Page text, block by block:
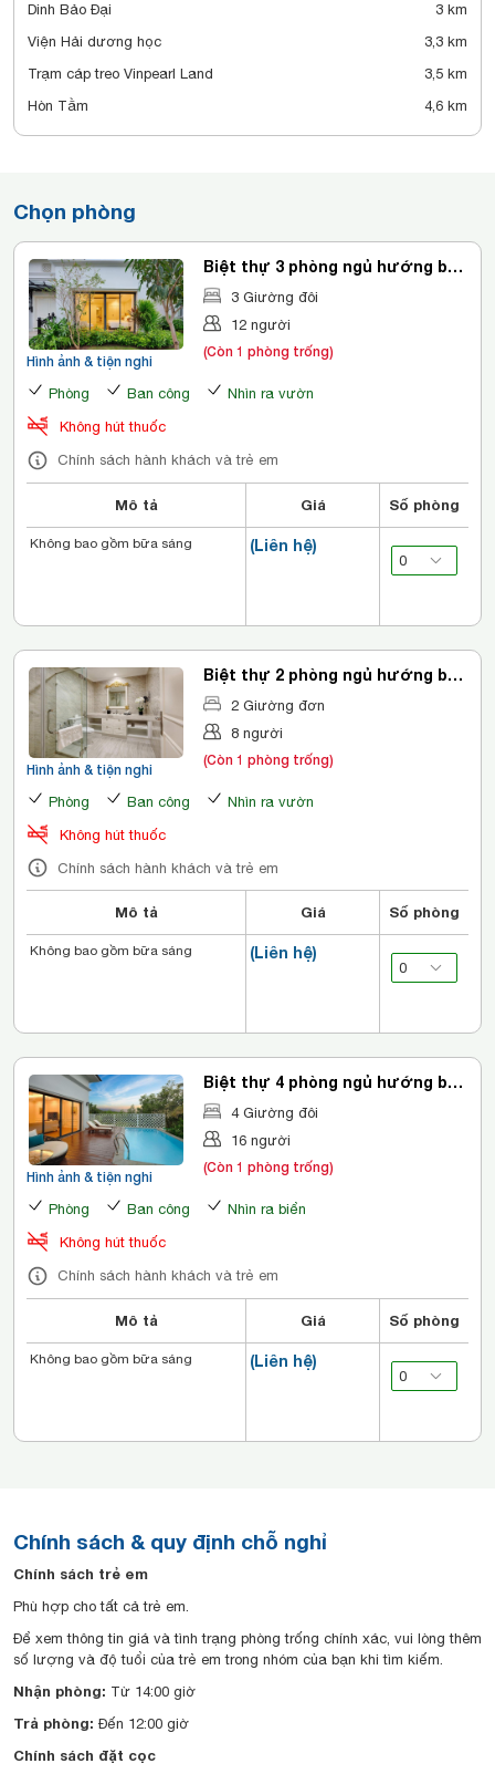
Dinh Bảo Đại
3 km
Viện Hải dương học
3,3 km
Trạm cáp treo Vinpearl Land
3,5 km
Hòn Tằm
4,6 km
Chọn phòng
Hình ảnh & tiện nghi
Biệt thự 3 phòng ngủ hướng bể
bơi
3 Giường đôi
12 người
(Còn 1 phòng trống)
Phòng Ban công
Nhìn ra vườn
Không hút thuốc
Chính sách hành khách và trẻ em
Mô tả Giá Số phòng
(Liên hệ)
Không bao gồm bữa sáng
Hình ảnh & tiện nghi
Biệt thự 2 phòng ngủ hướng bể
bơi
2 Giường đơn
8 người
(Còn 1 phòng trống)
Phòng Ban công
Nhìn ra vườn
Không hút thuốc
Chính sách hành khách và trẻ em
Mô tả Giá Số phòng
(Liên hệ)
Không bao gồm bữa sáng
Hình ảnh & tiện nghi
Biệt thự 4 phòng ngủ hướng bể
bơi 4 Giường đôi
16 người
(Còn 1 phòng trống)
Phòng Ban công
Nhìn ra biển
Không hút thuốc
Chính sách hành khách và trẻ em
Mô tả Giá Số phòng
(Liên hệ)
Không bao gồm bữa sáng
Chính sách & quy định chỗ nghỉ
Chính sách trẻ em
Phù hợp cho tất cả trẻ em.
Để xem thông tin giá và tình trạng phòng trống chính xác, vui lòng thêm
số lượng và độ tuổi của trẻ em trong nhóm của bạn khi tìm kiếm.
Nhận phòng: Từ 14:00 giờ
Trả phòng: Đến 12:00 giờ
Chính sách đặt cọc